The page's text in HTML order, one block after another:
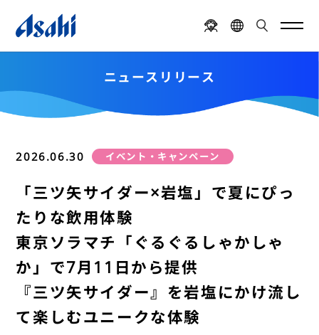
ニュースリリース
イベント・キャンペーン
2026.06.30
「三ツ矢サイダー×岩塩」で夏にぴっ
たりな飲用体験
東京ソラマチ「ぐるぐるしゃかしゃ
か」で7月11日から提供
『三ツ矢サイダー』を岩塩にかけ流し
て楽しむユニークな体験